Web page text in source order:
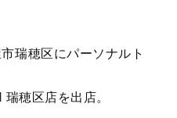
瑞穂区にパーソナルト
穂区店を出店。